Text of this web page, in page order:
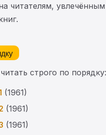
читателям,
строго по
(1961)
(1961)
(1961)